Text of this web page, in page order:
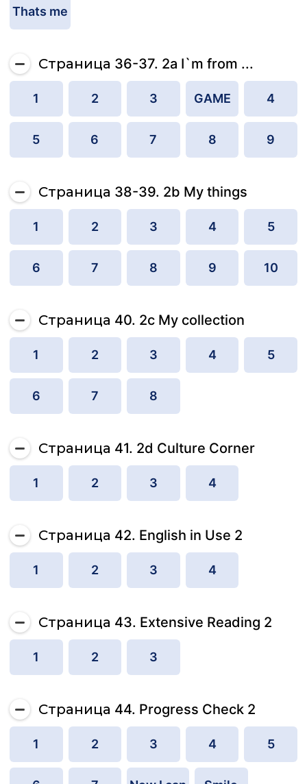
Thats me
Страница 36-37. 2a I`m from ...
1 2 3 GAME 4
5 6 7 8 9
Страница 38-39. 2b My things
1 2 3 4 5
6 7 8 9 10
Страница 40. 2c My collection
1 2 3 4 5
6 7 8
Страница 41. 2d Culture Corner
1 2 3 4
Страница 42. English in Use 2
1 2 3 4
Страница 43. Extensive Reading 2
1 2 3
Страница 44. Progress Check 2
1 2 3 4 5